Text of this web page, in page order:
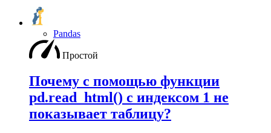
Pandas
Простой
Почему с помощью функции
pd.read_html() с индексом 1 не
показывает таблицу?